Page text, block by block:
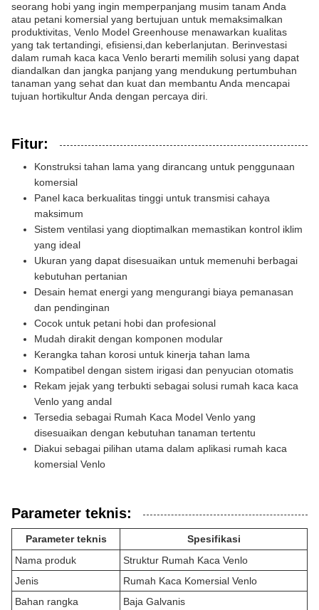
seorang hobi yang ingin memperpanjang musim tanam Anda
atau petani komersial yang bertujuan untuk memaksimalkan
produktivitas, Venlo Model Greenhouse menawarkan kualitas
yang tak tertandingi, efisiensi,dan keberlanjutan. Berinvestasi
dalam rumah kaca kaca Venlo berarti memilih solusi yang dapat
diandalkan dan jangka panjang yang mendukung pertumbuhan
tanaman yang sehat dan kuat dan membantu Anda mencapai
tujuan hortikultur Anda dengan percaya diri.
Fitur:
Konstruksi tahan lama yang dirancang untuk penggunaan
komersial
Panel kaca berkualitas tinggi untuk transmisi cahaya
maksimum
Sistem ventilasi yang dioptimalkan memastikan kontrol iklim
yang ideal
Ukuran yang dapat disesuaikan untuk memenuhi berbagai
kebutuhan pertanian
Desain hemat energi yang mengurangi biaya pemanasan
dan pendinginan
Cocok untuk petani hobi dan profesional
Mudah dirakit dengan komponen modular
Kerangka tahan korosi untuk kinerja tahan lama
Kompatibel dengan sistem irigasi dan penyucian otomatis
Rekam jejak yang terbukti sebagai solusi rumah kaca kaca
Venlo yang andal
Tersedia sebagai Rumah Kaca Model Venlo yang
disesuaikan dengan kebutuhan tanaman tertentu
Diakui sebagai pilihan utama dalam aplikasi rumah kaca
komersial Venlo
Parameter teknis:
Parameter teknis
Spesifikasi
Nama produk
Struktur Rumah Kaca Venlo
Jenis
Rumah Kaca Komersial Venlo
Bahan rangka
Baja Galvanis